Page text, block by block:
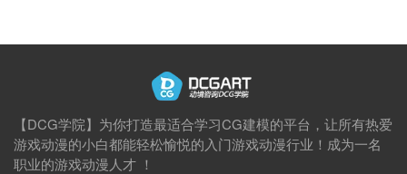
【DCG学院】为你打造最适合学习CG建模的平台，让所有热爱
游戏动漫的小白都能轻松愉悦的入门游戏动漫行业！成为一名
职业的游戏动漫人才 ！